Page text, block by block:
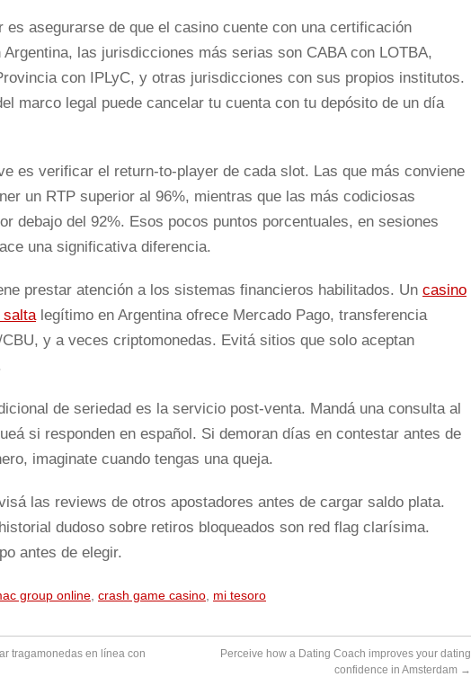
es asegurarse de que el casino cuente con una certificación
Argentina, las jurisdicciones más serias son CABA con LOTBA,
con IPLyC, y otras jurisdicciones con sus propios institutos.
marco legal puede cancelar tu cuenta con tu depósito de un día
es verificar el return-to-player de cada slot. Las que más conviene
un RTP superior al 96%, mientras que las más codiciosas
debajo del 92%. Esos pocos puntos porcentuales, en sesiones
una significativa diferencia.
prestar atención a los sistemas financieros habilitados. Un casino
saltalegítimo en Argentina ofrece Mercado Pago, transferencia
y a veces criptomonedas. Evitá sitios que solo aceptan
de seriedad es la servicio post-venta. Mandá una consulta al
si responden en español. Si demoran días en contestar antes de
imaginate cuando tengas una queja.
las reviews de otros apostadores antes de cargar saldo plata.
dudoso sobre retiros bloqueados son red flag clarísima.
antes de elegir.
group online crash game casino mi tesoro
tragamonedas en línea con
Perceive how a Dating Coach improves your dating
confidence in Amsterdam →